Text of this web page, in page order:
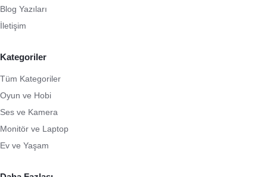
Blog Yazıları
İletişim
Kategoriler
Tüm Kategoriler
Oyun ve Hobi
Ses ve Kamera
Monitör ve Laptop
Ev ve Yaşam